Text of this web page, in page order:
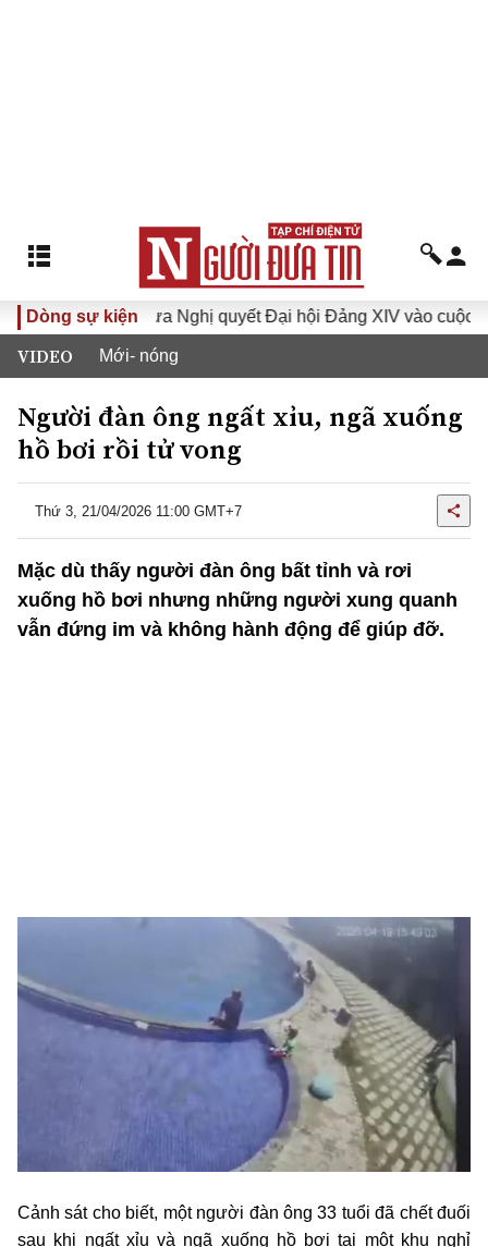
Dòng sự kiện
XVI Đưa Nghị quyết Đại hội Đảng XIV vào cuộc sống
VIDEO Mới- nóng
Người đàn ông ngất xỉu, ngã xuống
hồ bơi rồi tử vong
Thứ 3, 21/04/2026 11:00 GMT+7
Mặc dù thấy người đàn ông bất tỉnh và rơi
xuống hồ bơi nhưng những người xung quanh
vẫn đứng im và không hành động để giúp đỡ.
Cảnh sát cho biết, một người đàn ông 33 tuổi đã chết đuối
sau khi ngất xỉu và ngã xuống hồ bơi tại một khu nghỉ